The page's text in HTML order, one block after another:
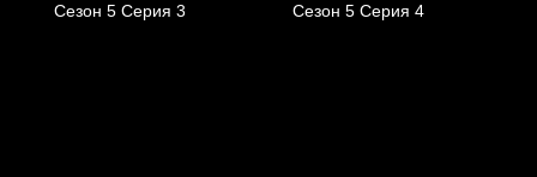
Сезон 5 Серия 3 Сезон 5 Серия 4